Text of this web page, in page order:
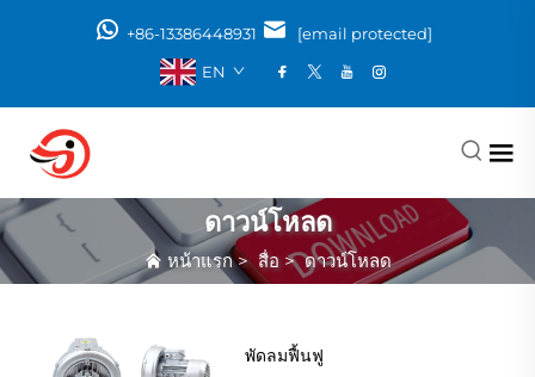
+86-13386448931
[email protected]
EN
ดาวน์โหลด
หน้าแรก> สื่อ>ดาวน์โหลด
พัดลมฟื้นฟู